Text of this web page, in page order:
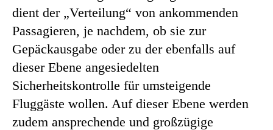
dient der „Verteilung“ von ankommenden
Passagieren, je nachdem, ob sie zur
Gepäckausgabe oder zu der ebenfalls auf
dieser Ebene angesiedelten
Sicherheitskontrolle für umsteigende
Fluggäste wollen. Auf dieser Ebene werden
zudem ansprechende und großzügige